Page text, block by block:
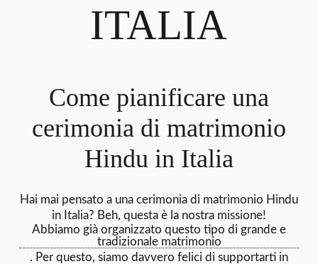
ITALIA
Come pianificare una
cerimonia di matrimonio
Hindu in Italia
Hai mai pensato a una cerimonia di matrimonio Hindu
in Italia? Beh, questa è la nostra missione!
Abbiamo già organizzato questo tipo di grande e
tradizionale matrimonio
. Per questo, siamo davvero felici di supportarti in